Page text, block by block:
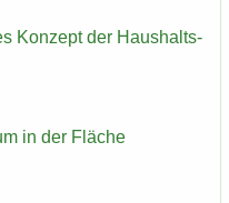
Kon­zept der Haus­halts­
in der Flä­che